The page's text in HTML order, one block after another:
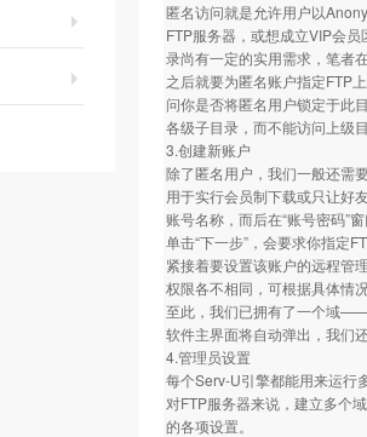
匿名访问就是允许用户以
FTP服务器，或想成立VIP会
录尚有一定的实用需求，笔者
之后就要为匿名账户指定FTP
问你是否将匿名用户锁定于此
各级子目录，而不能访问上级
3.创建新账户
除了匿名用户，我们一般还需
用于实行会员制下载或只让好
账号名称，而后在“账号密码”
单击“下一步”，会要求你指定
紧接着要设置该账户的远程管
权限各不相同，可根据具体情
至此，我们已拥有了一个域
软件主界面将自动弹出，我们
4.管理员设置
每个Serv-U引擎都能用来运行
对FTP服务器来说，建立多个
的各项设置。